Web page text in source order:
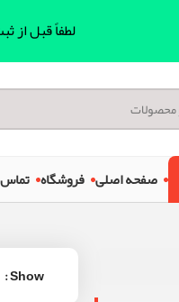
صفحه اصلی فروشگاه تماس
Show
لطفاً قبل از